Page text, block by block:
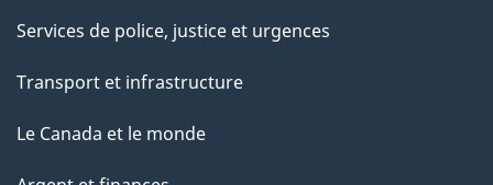
Services de police, justice et urgences
Transport et infrastructure
Le Canada et le monde